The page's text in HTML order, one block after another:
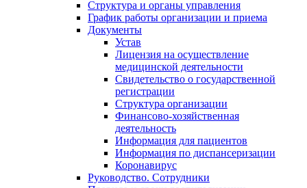
Структура и органы управления
График работы организации и приема
Документы
Устав
Лицензия на осуществление
медицинской деятельности
Свидетельство о государственной
регистрации
Структура организации
Финансово-хозяйственная
деятельность
Информация для пациентов
Информация по диспансеризации
Коронавирус
Руководство. Сотрудники